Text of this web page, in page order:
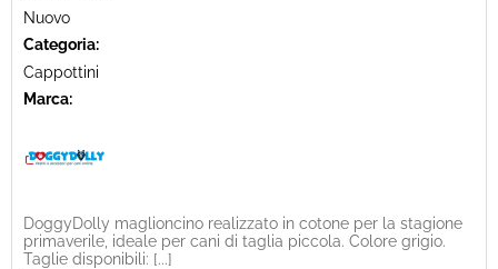
Nuovo
Categoria:
Cappottini
Marca:
DoggyDolly maglioncino realizzato in cotone per la stagione
primaverile, ideale per cani di taglia piccola. Colore grigio.
Taglie disponibili: [...]